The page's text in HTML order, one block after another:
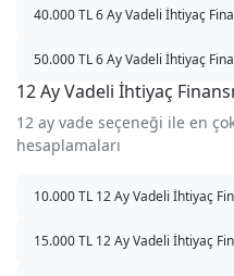
40.000 TL 6 Ay Vadeli İhtiyaç
50.000 TL 6 Ay Vadeli İhtiyaç
12 Ay Vadeli İhtiyaç
12 ay vade seçeneği ile en
hesaplamaları
10.000 TL 12 Ay Vadeli İhtiyaç
15.000 TL 12 Ay Vadeli İhtiyaç